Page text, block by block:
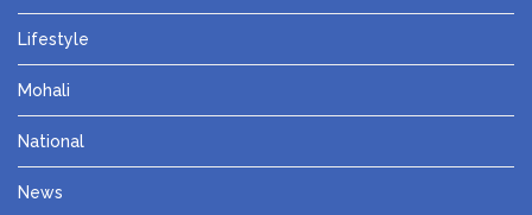
Lifestyle
Mohali
National
News